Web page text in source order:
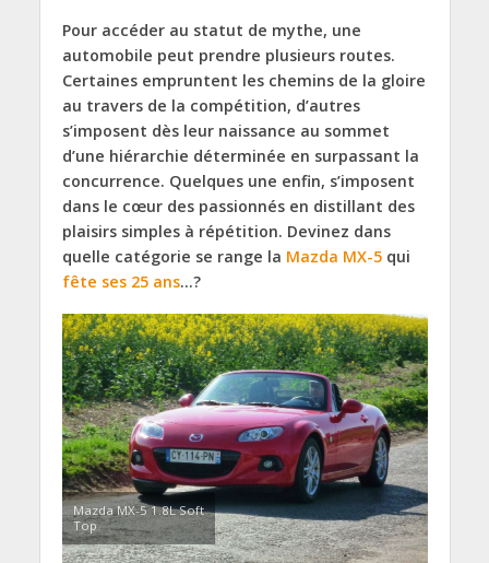
Pour accéder au statut de mythe, une
automobile peut prendre plusieurs routes.
Certaines empruntent les chemins de la gloire
au travers de la compétition, d’autres
s’imposent dès leur naissance au sommet
d’une hiérarchie déterminée en surpassant la
concurrence. Quelques une enfin, s’imposent
dans le cœur des passionnés en distillant des
plaisirs simples à répétition. Devinez dans
quelle catégorie se range la Mazda MX-5qui
fête ses 25 ans…?
Mazda MX-5 1.8L Soft
Top